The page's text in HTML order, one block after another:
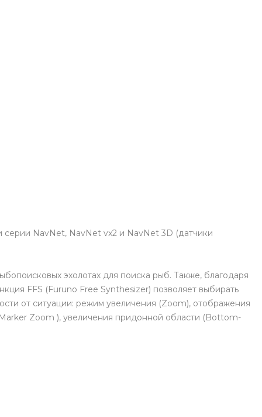
серии NavNet, NavNet vx2 и NavNet 3D (датчики
эхолотах для поиска рыб. Также, благодаря
FFS (Furuno Free Synthesizer) позволяет выбирать
от ситуации: режим увеличения (Zoom), отображения
Zoom ), увеличения придонной области (Bottom-